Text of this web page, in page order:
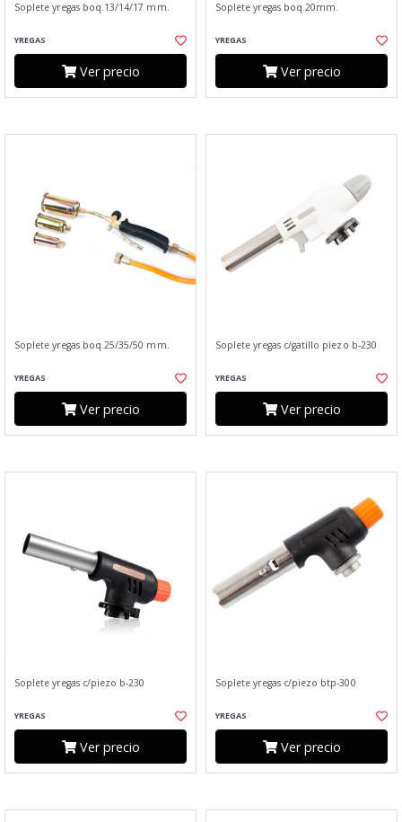
Soplete yregas boq.13/14/17 mm.
YREGAS
Ver precio
Soplete yregas boq.20mm.
YREGAS
Ver precio
Soplete yregas boq.25/35/50 mm.
YREGAS
Ver precio
Soplete yregas c/gatillo piezo b-230
YREGAS
Ver precio
Soplete yregas c/piezo b-230
YREGAS
Ver precio
Soplete yregas c/piezo btp-300
YREGAS
Ver precio